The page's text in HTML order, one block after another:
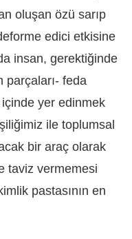
oluşan özü sarıp
edici etkisine
insan, gerektiğinde
feda
yer edinmek
ile toplumsal
bir araç olarak
taviz vermemesi
pastasının en